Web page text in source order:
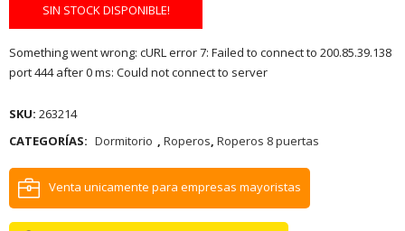
SIN STOCK DISPONIBLE!
Something went wrong: cURL error 7: Failed to connect to 200.85.39.138
port 444 after 0 ms: Could not connect to server
SKU: 263214
CATEGORÍAS: Dormitorio , Roperos, Roperos 8 puertas
Venta unicamente para empresas mayoristas